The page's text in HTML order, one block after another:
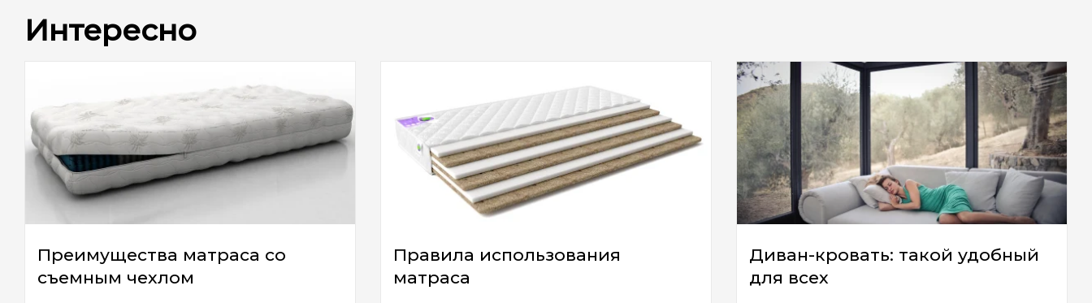
Интересно
Преимущества матраса со
съемным чехлом
Правила использования
матраса
Диван-кровать: такой удобный
для всех